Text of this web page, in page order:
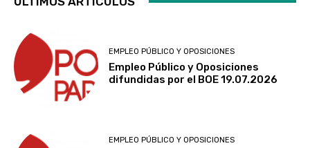
EMPLEO PÚBLICO Y OPOSICIONES
Empleo Público y Oposiciones
difundidas por el BOE 19.07.2026
EMPLEO PÚBLICO Y OPOSICIONES